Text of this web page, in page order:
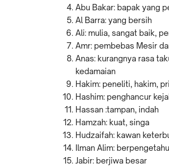
Abu Bakar: bapak yang
Al Barra: yang bersih
Ali: mulia, sangat baik,
Amr: pembebas Mesir
Anas: kurangnya rasa
kedamaian
Hakim: peneliti, hakim,
Hashim: penghancur
Hassan :tampan, indah
Hamzah: kuat, singa
Hudzaifah: kawan
Ilman Alim:
Jabir: berjiwa besar